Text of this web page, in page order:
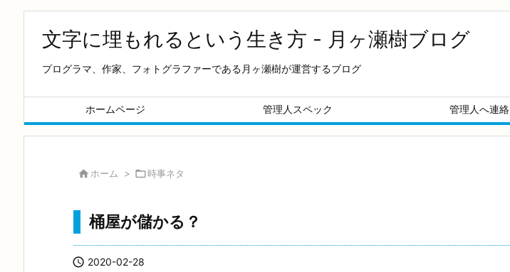
文字に埋もれるという生き方 - 月ヶ瀬樹ブログ
プログラマ、作家、フォトグラファーである月ヶ瀬樹が運営するブログ
ホームページ 管理人スペック 管理人へ連絡
 ホーム > 時事ネタ
桶屋が儲かる？
 2020-02-28